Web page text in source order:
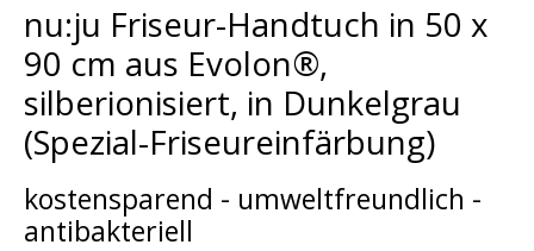
nu:ju Friseur-Handtuch in 50 x
90 cm aus Evolon®,
silberionisiert, in Dunkelgrau
(Spezial-Friseureinfärbung)
kostensparend - umweltfreundlich -
antibakteriell